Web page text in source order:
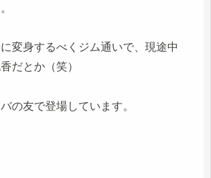
変身するべくジム通いで、現途中
だとか（笑）
の友で登場しています。